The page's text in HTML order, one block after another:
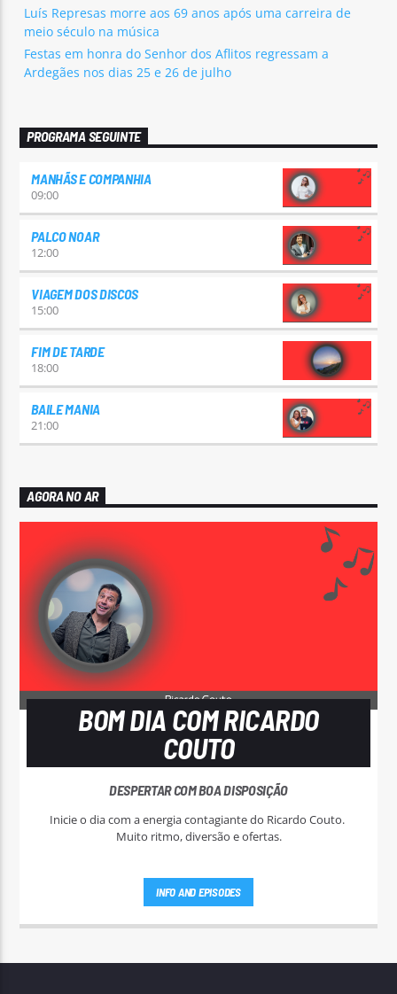
Luís Represas morre aos 69 anos após uma carreira de
meio século na música
Festas em honra do Senhor dos Aflitos regressam a
Ardegães nos dias 25 e 26 de julho
PROGRAMA SEGUINTE
MANHÃS E COMPANHIA
09:00
PALCO NOAR
12:00
VIAGEM DOS DISCOS
15:00
FIM DE TARDE
18:00
BAILE MANIA
21:00
AGORA NO AR
BOM DIA COM RICARDO
COUTO
DESPERTAR COM BOA DISPOSIÇÃO
Inicie o dia com a energia contagiante do Ricardo Couto.
Muito ritmo, diversão e ofertas.
INFO AND EPISODES